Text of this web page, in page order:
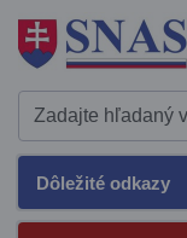
Dôležité odkazy